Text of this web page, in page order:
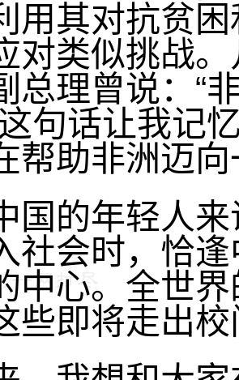
用其对抗贫
对类似挑战
总理曾说：“
句话让我记
帮助非洲迈
国的年轻人
社会时，恰
中心。全世
些即将走出